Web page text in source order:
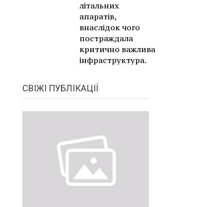
літальних
апаратів,
внаслідок чого
постраждала
критично важлива
інфраструктура.
СВІЖІ ПУБЛІКАЦІЇ